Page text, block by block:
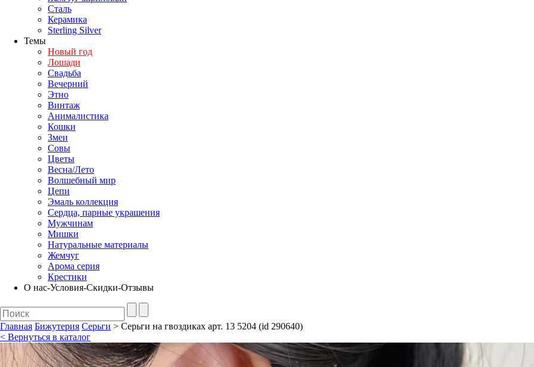
Сталь
Керамика
Sterling Silver
Темы
Новый год
Лошади
Свадьба
Вечерний
Этно
Винтаж
Анималистика
Кошки
Змеи
Совы
Цветы
Весна/Лето
Волшебный мир
Цепи
Эмаль коллекция
Сердца, парные украшения
Мужчинам
Мишки
Натуральные материалы
Жемчуг
Арома серия
Крестики
О нас-Условия-Скидки-Отзывы
Главная Бижутерия Серьги > Серьги на гвоздиках арт. 13 5204 (id 290640)
< Вернуться в каталог